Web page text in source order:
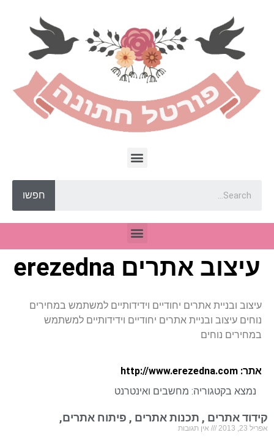
חפשו
עיצוב אתרים erezedna
עיצוב ובניית אתרים יחודיים וידידותיים למשתמש במחירים
נוחים עיצוב ובניית אתרים יחודיים וידידותיים למשתמש
במחירים נוחים
אתר: http://www.erezedna.com
נמצא בקטגוריה: מחשבים ואינטרנט
קידוד אתרים , תכנות אתרים , פיתוח אתרים,
אפריל 23, 2013 אין תגובות